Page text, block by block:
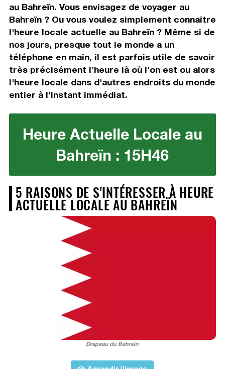
au Bahreïn. Vous envisagez de voyager au
Bahreïn ? Ou vous voulez simplement connaître
l'heure locale actuelle au Bahreïn ? Même si de
nos jours, presque tout le monde a un
téléphone en main, il est parfois utile de savoir
très précisément l'heure là où l'on est ou alors
l'heure locale dans d'autres endroits du monde
entier à l'instant immédiat.
Heure Actuelle Locale au
Bahreïn : 15H46
5 RAISONS DE S'INTÉRESSER À HEURE
ACTUELLE LOCALE AU BAHREÏN
Drapeau du Bahreïn